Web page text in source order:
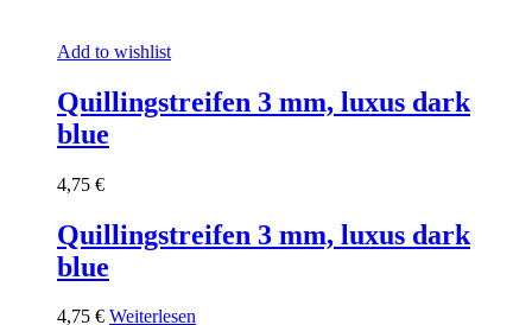
Add to wishlist
Quillingstreifen 3 mm, luxus dark
blue
4,75 €
Quillingstreifen 3 mm, luxus dark
blue
4,75 € Weiterlesen